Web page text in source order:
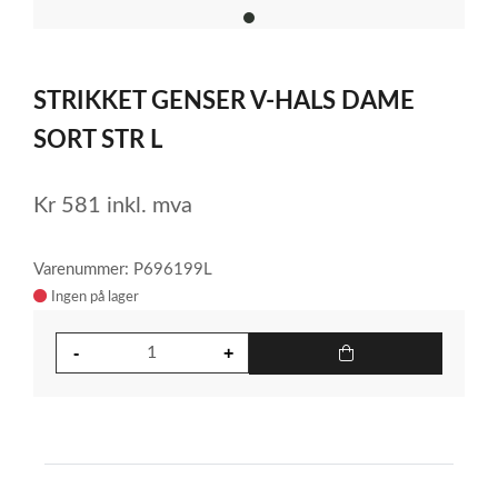
item
of
1
STRIKKET GENSER V-HALS DAME
SORT STR L
Kr 581 inkl. mva
Varenummer: P696199L
Ingen på lager